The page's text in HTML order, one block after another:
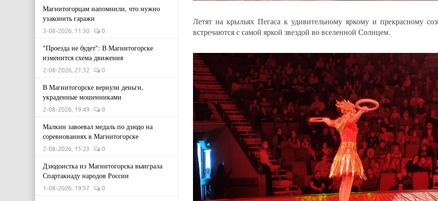
Магнитогорцам напомнили, что нужно
узаконить гаражи
3-08-2026, 11:30 0
"Проезда не будет": В Магнитогорске
изменится схема движения
2-08-2026, 21:32 0
В Магнитогорске вернули деньги,
украденные мошенниками
2-08-2026, 19:49 0
Малкин завоевал медаль по дзюдо на
соревнованиях в Магнитогорске
2-08-2026, 15:23 0
Дзюдоистка из Магнитогорска выиграла
Спартакиаду народов России
1-08-2026, 19:57 0
Летят на крыльях Пегаса к удивительному яркому и прекрасному
встречаются с самой яркой звездой во вселенной Солнцем.